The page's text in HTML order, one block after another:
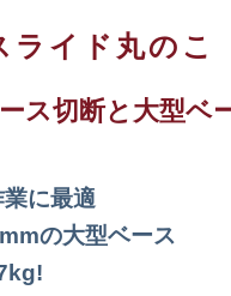
ライド丸のこ
ス切断と大型ベ
に最適
の大型ベース